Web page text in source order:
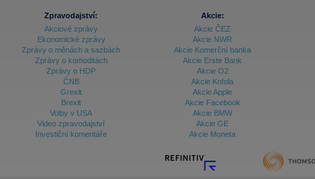
Zpravodajství:
Akciové zprávy
Ekonomické zprávy
Zprávy o měnách a sazbách
Zprávy o komoditách
Zprávy o HDP
ČNB
Grexit
Brexit
Volby v USA
Video zpravodajství
Investiční komentáře
Akcie:
Akcie ČEZ
Akcie NWR
Akcie Komerční banka
Akcie Erste Bank
Akcie O2
Akcie Kofola
Akcie Apple
Akcie Facebook
Akcie BMW
Akcie GE
Akcie Moneta